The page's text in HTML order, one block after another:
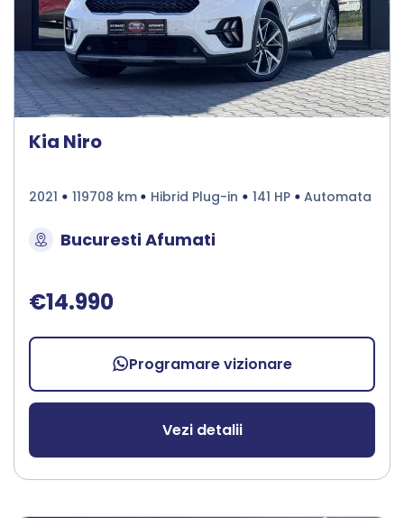
Kia Niro
2021 119708 km Hibrid Plug-in 141 HP Automata
Bucuresti Afumati
€14.990
Programare vizionare
Vezi detalii